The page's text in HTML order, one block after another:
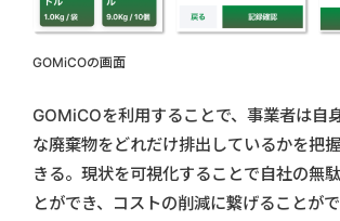
GOMiCOの画面
GOMiCOを利用することで、事業者は自
な廃棄物をどれだけ排出しているかを把
きる。現状を可視化することで自社の無
とができ、コストの削減に繋げることがで